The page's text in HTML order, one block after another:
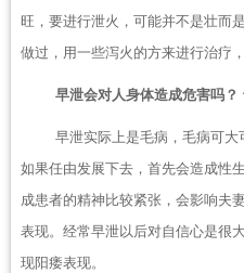
旺，要进行泄火，可能并不是壮而
做过，用一些泻火的方来进行治疗
早泄会对人身体造成危害吗？
早泄实际上是毛病，毛病可大
如果任由发展下去，首先会造成性
成患者的精神比较紧张，会影响夫
表现。经常早泄以后对自信心是很
现阳痿表现。